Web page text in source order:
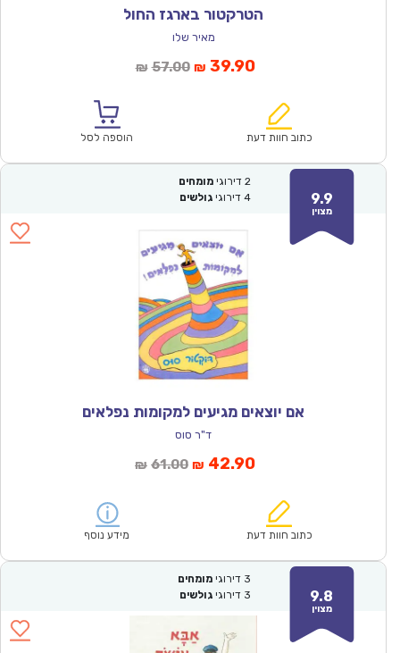
הטרקטור בארגז החול
מאיר שלו
₪ 57.00המחיר
₪57.00.
₪ 39.90המחיר
הוא:
כתוב חוות דעת הוספה לסל
9.9
מצוין
2 דירוגי מומחים
4 דירוגי גולשים
אם יוצאים מגיעים למקומות נפלאים
ד"ר סוס
₪ 61.00המחיר
₪61.00.
₪ 42.90המחיר
הוא:
כתוב חוות דעת מידע נוסף
9.8
מצוין
3 דירוגי מומחים
3 דירוגי גולשים